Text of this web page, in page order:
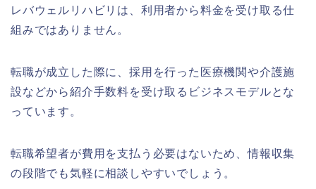
レバウェルリハビリは、利用者から料金を受け取る仕
組みではありません。
転職が成立した際に、採用を行った医療機関や介護施
設などから紹介手数料を受け取るビジネスモデルとな
っています。
転職希望者が費用を支払う必要はないため、情報収集
の段階でも気軽に相談しやすいでしょう。